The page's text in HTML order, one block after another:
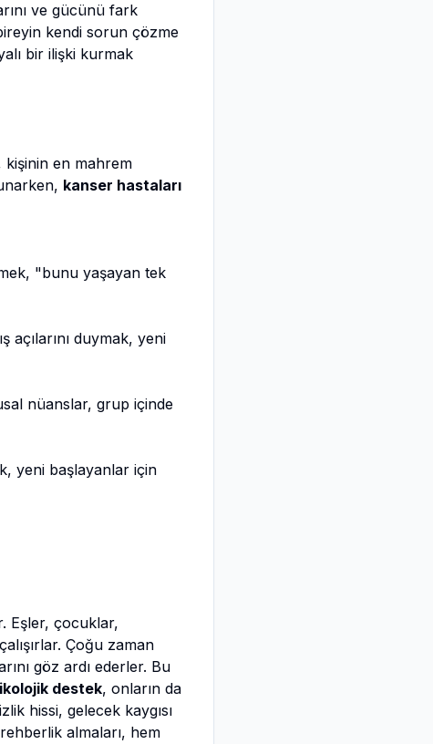
ve gücünü fark
kendi sorun çözme
bir ilişki kurmak
kişinin en mahrem
kanser hastaları
"bunu yaşayan tek
açılarını duymak, yeni
nüanslar, grup içinde
yeni başlayanlar için
Eşler, çocuklar,
Çoğu zaman
göz ardı ederler. Bu
destek, onların da
hissi, gelecek kaygısı
almaları, hem